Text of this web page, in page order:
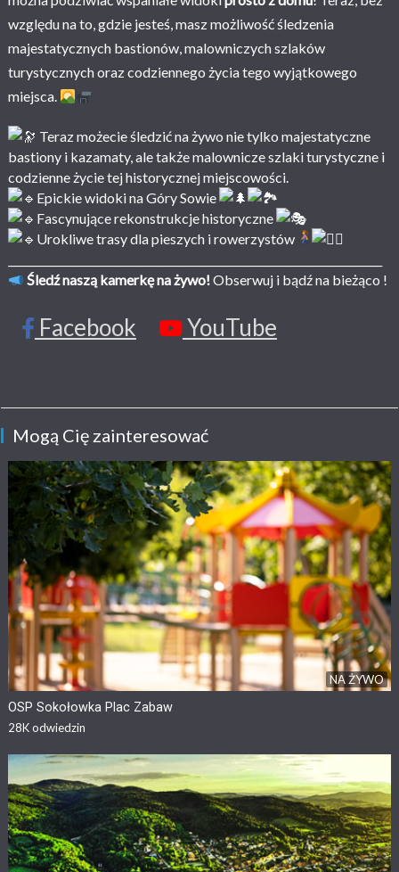
względu na to, gdzie jesteś, masz możliwość śledzenia
majestatycznych bastionów, malowniczych szlaków
turystycznych oraz codziennego życia tego wyjątkowego
miejsca.
Teraz możecie śledzić na żywo nie tylko majestatyczne
bastiony i kazamaty, ale także malownicze szlaki turystyczne i
codzienne życie tej historycznej miejscowości.
Epickie widoki na Góry Sowie
Fascynujące rekonstrukcje historyczne
Urokliwe trasy dla pieszych i rowerzystów
Śledź naszą kamerkę na żywo!Obserwuj i bądź na bieżąco !
Facebook YouTube
Mogą Cię zainteresować
NA ŻYWO
OSP Sokołowka Plac Zabaw
28Kodwiedzin